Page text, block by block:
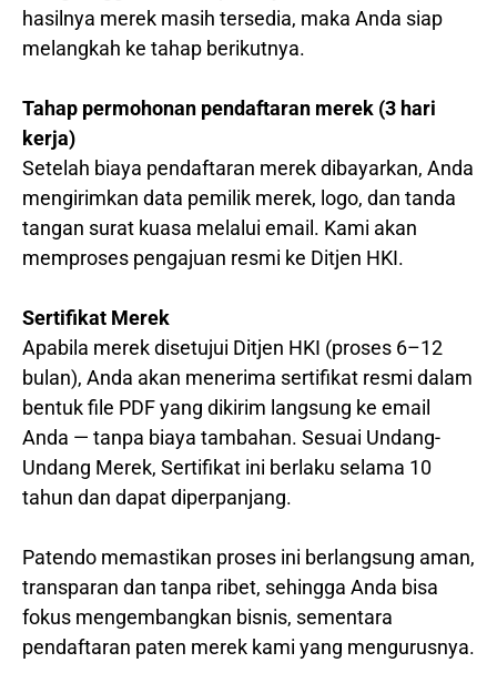
hasilnya merek masih tersedia, maka Anda siap
melangkah ke tahap berikutnya.
Tahap permohonan pendaftaran merek (3 hari
kerja)
Setelah biaya pendaftaran merek dibayarkan, Anda
mengirimkan data pemilik merek, logo, dan tanda
tangan surat kuasa melalui email. Kami akan
memproses pengajuan resmi ke Ditjen HKI.
Sertifikat Merek
Apabila merek disetujui Ditjen HKI (proses 6–12
bulan), Anda akan menerima sertifikat resmi dalam
bentuk file PDF yang dikirim langsung ke email
Anda — tanpa biaya tambahan. Sesuai Undang-
Undang Merek, Sertifikat ini berlaku selama 10
tahun dan dapat diperpanjang.
Patendo memastikan proses ini berlangsung aman,
transparan dan tanpa ribet, sehingga Anda bisa
fokus mengembangkan bisnis, sementara
pendaftaran paten merek kami yang mengurusnya.